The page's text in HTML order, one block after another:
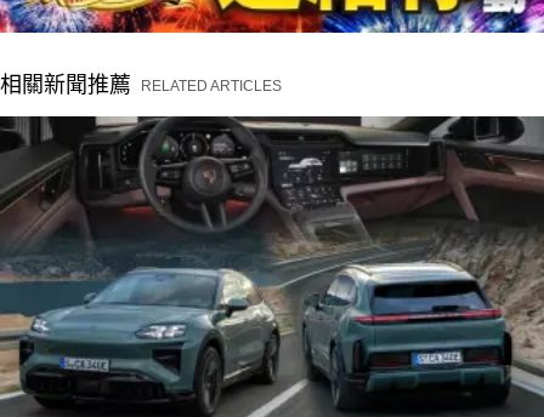
相關新聞推薦 RELATED ARTICLES